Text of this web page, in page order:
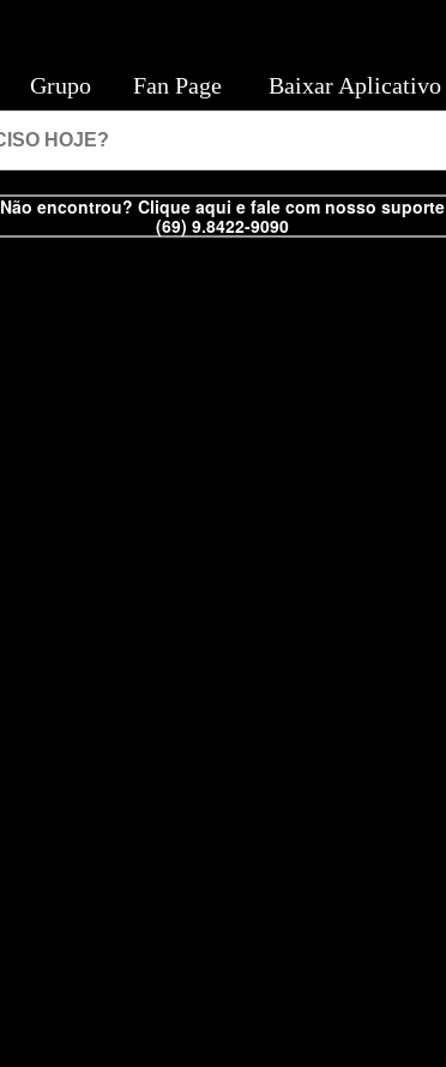
Não encontrou? Clique aqui e fale com nosso suporte
(69) 9.8422-9090
Grupo Fan Page Baixar Aplicativo